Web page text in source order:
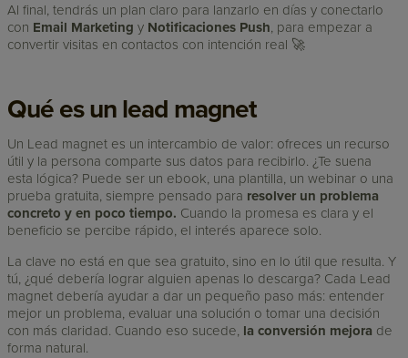
Al final, tendrás un plan claro para lanzarlo en días y conectarlo
con Email Marketing y Notificaciones Push, para empezar a
convertir visitas en contactos con intención real 🚀
Qué es un lead magnet
Un Lead magnet es un intercambio de valor: ofreces un recurso
útil y la persona comparte sus datos para recibirlo. ¿Te suena
esta lógica? Puede ser un ebook, una plantilla, un webinar o una
prueba gratuita, siempre pensado para resolver un problema
concreto y en poco tiempo. Cuando la promesa es clara y el
beneficio se percibe rápido, el interés aparece solo.
La clave no está en que sea gratuito, sino en lo útil que resulta. Y
tú, ¿qué debería lograr alguien apenas lo descarga? Cada Lead
magnet debería ayudar a dar un pequeño paso más: entender
mejor un problema, evaluar una solución o tomar una decisión
con más claridad. Cuando eso sucede, la conversión mejora de
forma natural.